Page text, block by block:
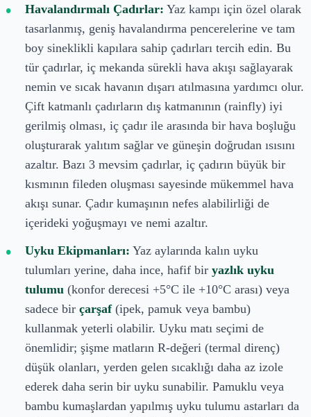
Havalandırmalı Çadırlar: Yaz kampı için özel olarak
tasarlanmış, geniş havalandırma pencerelerine ve tam
boy sineklikli kapılara sahip çadırları tercih edin. Bu
tür çadırlar, iç mekanda sürekli hava akışı sağlayarak
nemin ve sıcak havanın dışarı atılmasına yardımcı olur.
Çift katmanlı çadırların dış katmanının (rainfly) iyi
gerilmiş olması, iç çadır ile arasında bir hava boşluğu
oluşturarak yalıtım sağlar ve güneşin doğrudan ısısını
azaltır. Bazı 3 mevsim çadırlar, iç çadırın büyük bir
kısmının fileden oluşması sayesinde mükemmel hava
akışı sunar. Çadır kumaşının nefes alabilirliği de
içerideki yoğuşmayı ve nemi azaltır.
Uyku Ekipmanları: Yaz aylarında kalın uyku
tulumları yerine, daha ince, hafif bir yazlık uyku
tulumu (konfor derecesi +5°C ile +10°C arası) veya
sadece bir çarşaf(ipek, pamuk veya bambu)
kullanmak yeterli olabilir. Uyku matı seçimi de
önemlidir; şişme matların R-değeri (termal direnç)
düşük olanları, yerden gelen sıcaklığı daha az izole
ederek daha serin bir uyku sunabilir. Pamuklu veya
bambu kumaşlardan yapılmış uyku tulumu astarları da